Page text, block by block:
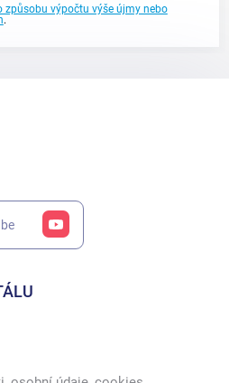
způsobu výpočtu výše újmy nebo
.